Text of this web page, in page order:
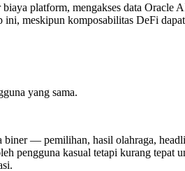
platform, mengakses data Oracle
meskipun komposabilitas DeFi
yang sama.
— pemilihan, hasil olahraga,
pengguna kasual tetapi kurang tepat